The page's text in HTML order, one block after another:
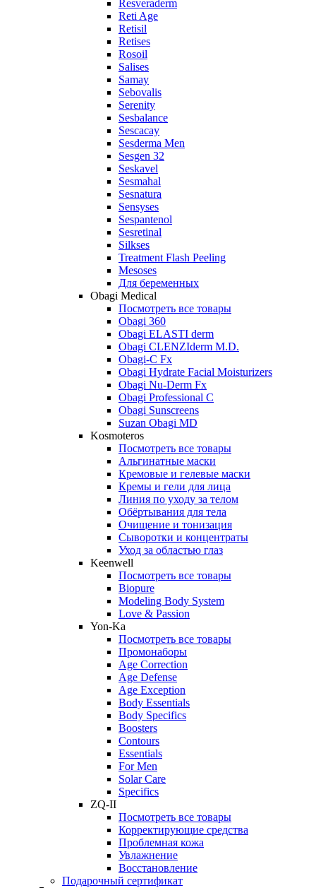
Resveraderm
Reti Age
Retisil
Retises
Rosoil
Salises
Samay
Sebovalis
Serenity
Sesbalance
Sescacay
Sesderma Men
Sesgen 32
Seskavel
Sesmahal
Sesnatura
Sensyses
Sespantenol
Sesretinal
Silkses
Treatment Flash Peeling
Mesoses
Для беременных
Obagi Medical
Посмотреть все товары
Obagi 360
Obagi ELASTI derm
Obagi CLENZIderm M.D.
Obagi-C Fx
Obagi Hydrate Facial Moisturizers
Obagi Nu-Derm Fx
Obagi Professional C
Obagi Sunscreens
Suzan Obagi MD
Kosmoteros
Посмотреть все товары
Альгинатные маски
Кремовые и гелевые маски
Кремы и гели для лица
Линия по уходу за телом
Обёртывания для тела
Очищение и тонизация
Сыворотки и концентраты
Уход за областью глаз
Keenwell
Посмотреть все товары
Biopure
Modeling Body System
Love & Passion
Yon-Ka
Посмотреть все товары
Промонаборы
Age Correction
Age Defense
Age Exception
Body Essentials
Body Specifics
Boosters
Contours
Essentials
For Men
Solar Care
Specifics
ZQ-II
Посмотреть все товары
Корректирующие средства
Проблемная кожа
Увлажнение
Восстановление
Подарочный сертификат